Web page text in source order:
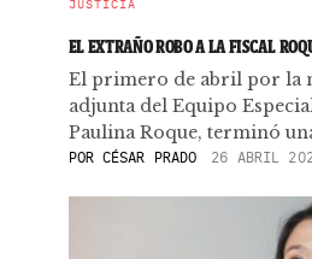
JUSTICIA
EL EXTRAÑO ROBO A LA FISCAL
El primero de abril por la
adjunta del Equipo
Paulina Roque, terminó
POR CÉSAR PRADO 26 ABRIL